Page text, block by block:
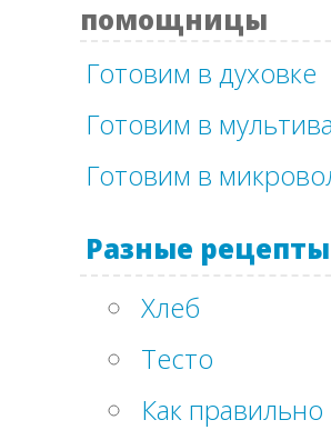
помощницы
Готовим в духовке
Готовим в
Готовим в
Разные рецепты
Хлеб
Тесто
Как правильно